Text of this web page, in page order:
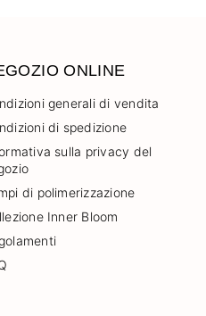
ONLINE
generali di vendita
di spedizione
sulla privacy del
di polimerizzazione
Inner Bloom